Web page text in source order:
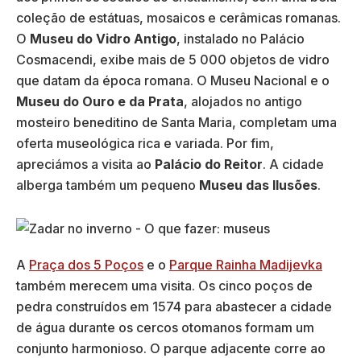
coleção de estátuas, mosaicos e cerâmicas romanas.
O Museu do Vidro Antigo, instalado no Palácio
Cosmacendi, exibe mais de 5 000 objetos de vidro
que datam da época romana. O Museu Nacional e o
Museu do Ouro e da Prata, alojados no antigo
mosteiro beneditino de Santa Maria, completam uma
oferta museológica rica e variada. Por fim,
apreciámos a visita ao Palácio do Reitor. A cidade
alberga também um pequeno Museu das Ilusões.
A Praça dos 5 Poços e o Parque Rainha Madijevka
também merecem uma visita. Os cinco poços de
pedra construídos em 1574 para abastecer a cidade
de água durante os cercos otomanos formam um
conjunto harmonioso. O parque adjacente corre ao